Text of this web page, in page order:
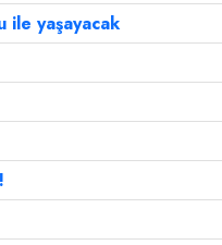
ile yaşayacak